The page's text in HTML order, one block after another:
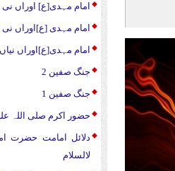
امام مہدی[ع] اوراں
امام مہدی [ع]اوراں
امام مہدی[ع]اوراں
جنگ صفین 2
جنگ صفین 1
حضور اکرم صلی اللہ
دلائل امامت حضرت
لالسلام